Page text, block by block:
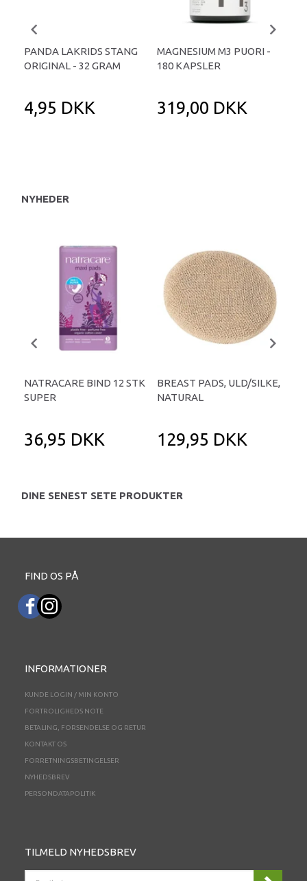
PANDA LAKRIDS STANG
ORIGINAL - 32 GRAM
4,95 DKK
MAGNESIUM M3 PUORI -
180 KAPSLER
319,00 DKK
NYHEDER
NATRACARE BIND 12 STK
SUPER
36,95 DKK
BREAST PADS, ULD/SILKE,
NATURAL
129,95 DKK
DINE SENEST SETE PRODUKTER
FIND OS PÅ
INFORMATIONER
KUNDE LOGIN / MIN KONTO
FORTROLIGHEDS NOTE
BETALING, FORSENDELSE OG RETUR
KONTAKT OS
FORRETNINGSBETINGELSER
NYHEDSBREV
PERSONDATAPOLITIK
TILMELD NYHEDSBREV